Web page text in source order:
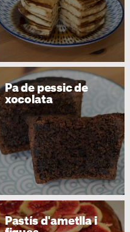
Pa de pessic de
xocolata
Pastís d'ametlla i